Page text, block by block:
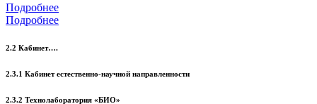
Подробнее
Подробнее
2.2 Кабинет….
2.3.1 Кабинет естественно-научной направленности
2.3.2 Технолаборатория «БИО»